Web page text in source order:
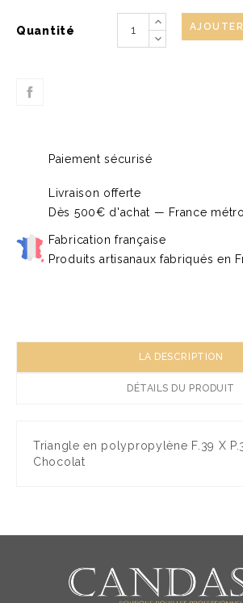
Quantité
Paiement sécurisé
Livraison offerte
Dès 500€ d'achat — France
Fabrication française
Produits artisanaux fabriqués en
LA DESCRIPTION
DÉTAILS DU PRODUIT
Triangle en polypropylène F.39 X
Chocolat